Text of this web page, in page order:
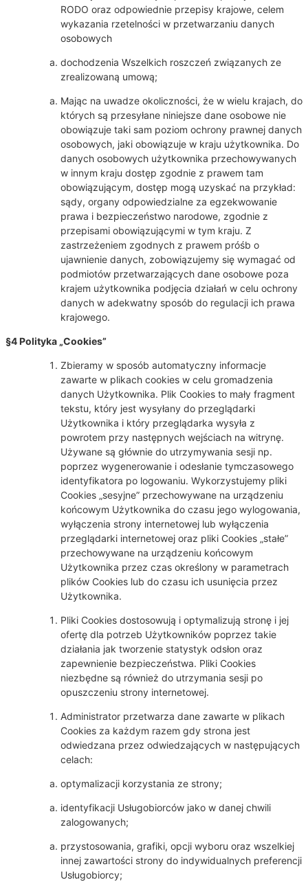
RODO oraz odpowiednie przepisy krajowe, celem
wykazania rzetelności w przetwarzaniu danych
osobowych
dochodzenia Wszelkich roszczeń związanych ze
zrealizowaną umową;
Mając na uwadze okoliczności, że w wielu krajach, do
których są przesyłane niniejsze dane osobowe nie
obowiązuje taki sam poziom ochrony prawnej danych
osobowych, jaki obowiązuje w kraju użytkownika. Do
danych osobowych użytkownika przechowywanych
w innym kraju dostęp zgodnie z prawem tam
obowiązującym, dostęp mogą uzyskać na przykład:
sądy, organy odpowiedzialne za egzekwowanie
prawa i bezpieczeństwo narodowe, zgodnie z
przepisami obowiązującymi w tym kraju. Z
zastrzeżeniem zgodnych z prawem próśb o
ujawnienie danych, zobowiązujemy się wymagać od
podmiotów przetwarzających dane osobowe poza
krajem użytkownika podjęcia działań w celu ochrony
danych w adekwatny sposób do regulacji ich prawa
krajowego.
§4 Polityka „Cookies”
Zbieramy w sposób automatyczny informacje
zawarte w plikach cookies w celu gromadzenia
danych Użytkownika. Plik Cookies to mały fragment
tekstu, który jest wysyłany do przeglądarki
Użytkownika i który przeglądarka wysyła z
powrotem przy następnych wejściach na witrynę.
Używane są głównie do utrzymywania sesji np.
poprzez wygenerowanie i odesłanie tymczasowego
identyfikatora po logowaniu. Wykorzystujemy pliki
Cookies „sesyjne” przechowywane na urządzeniu
końcowym Użytkownika do czasu jego wylogowania,
wyłączenia strony internetowej lub wyłączenia
przeglądarki internetowej oraz pliki Cookies „stałe”
przechowywane na urządzeniu końcowym
Użytkownika przez czas określony w parametrach
plików Cookies lub do czasu ich usunięcia przez
Użytkownika.
Pliki Cookies dostosowują i optymalizują stronę i jej
ofertę dla potrzeb Użytkowników poprzez takie
działania jak tworzenie statystyk odsłon oraz
zapewnienie bezpieczeństwa. Pliki Cookies
niezbędne są również do utrzymania sesji po
opuszczeniu strony internetowej.
Administrator przetwarza dane zawarte w plikach
Cookies za każdym razem gdy strona jest
odwiedzana przez odwiedzających w następujących
celach:
optymalizacji korzystania ze strony;
identyfikacji Usługobiorców jako w danej chwili
zalogowanych;
przystosowania, grafiki, opcji wyboru oraz wszelkiej
innej zawartości strony do indywidualnych preferencji
Usługobiorcy;